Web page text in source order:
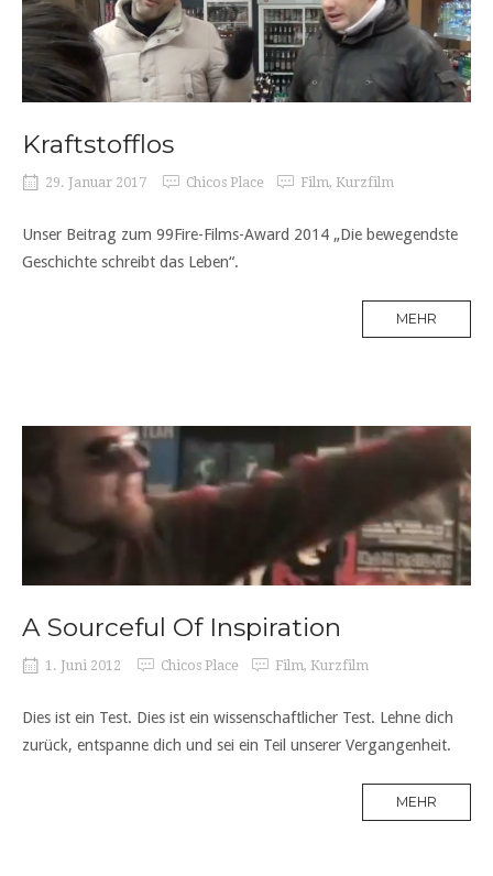
Kraftstofflos
29. Januar 2017 Chicos Place Film, Kurzfilm
Unser Beitrag zum 99Fire-Films-Award 2014 „Die bewegendste
Geschichte schreibt das Leben“.
MEHR
A Sourceful Of Inspiration
1. Juni 2012 Chicos Place Film, Kurzfilm
Dies ist ein Test. Dies ist ein wissenschaftlicher Test. Lehne dich
zurück, entspanne dich und sei ein Teil unserer Vergangenheit.
MEHR